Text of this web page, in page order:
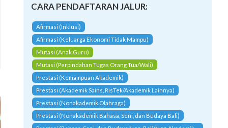
CARA PENDAFTARAN JALUR:
Afirmasi (Inklusi)
Afirmasi (Keluarga Ekonomi Tidak Mampu)
Mutasi (Anak Guru)
Mutasi (Perpindahan Tugas Orang Tua/Wali)
Prestasi (Kemampuan Akademik)
Prestasi (Akademik Sains, RisTek/Akademik Lainnya)
Prestasi (Nonakademik Olahraga)
Prestasi (Nonakademik Bahasa, Seni, dan Budaya Bali)